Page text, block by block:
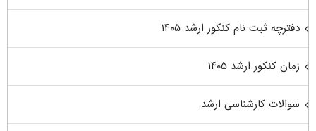
دفترچه ثبت نام کنکور ارشد ۱۴۰۵
زمان کنکور ارشد ۱۴۰۵
سوالات کارشناسی ارشد